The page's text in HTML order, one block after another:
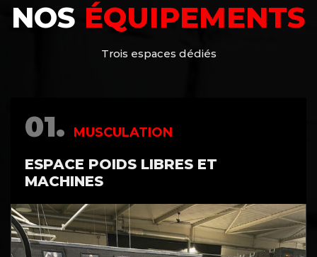
NOS ÉQUIPEMENTS
Trois espaces dédiés
01. MUSCULATION
ESPACE POIDS LIBRES ET
MACHINES